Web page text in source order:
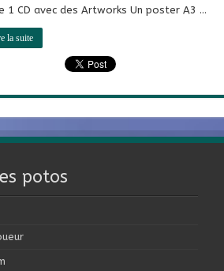
1 CD avec des Artworks Un poster A3 …
la suite
potos